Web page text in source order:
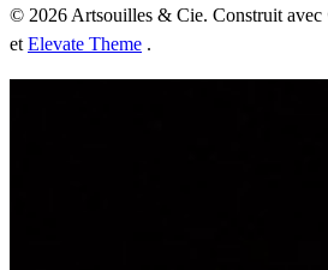
© 2026 Artsouilles & Cie. Construit
et Elevate Theme .